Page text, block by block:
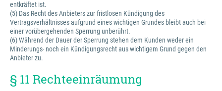
entkräftet ist.
(5) Das Recht des Anbieters zur fristlosen Kündigung des
Vertragsverhältnisses aufgrund eines wichtigen Grundes bleibt auch bei
einer vorübergehenden Sperrung unberührt.
(6) Während der Dauer der Sperrung stehen dem Kunden weder ein
Minderungs- noch ein Kündigungsrecht aus wichtigem Grund gegen den
Anbieter zu.
§ 11 Rechteeinräumung